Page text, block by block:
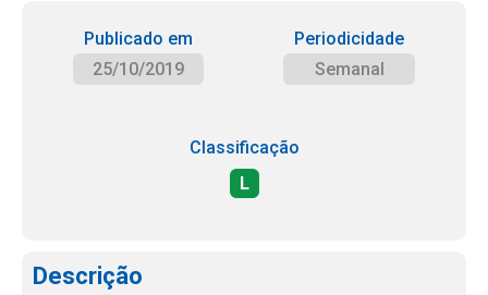
Publicado em
25/10/2019
Periodicidade
Semanal
Classificação
L
Descrição